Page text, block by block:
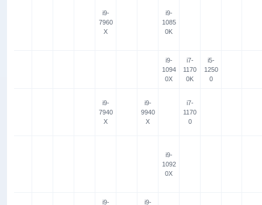
i9-
7960
X
i9-
1085
0K
i9-
1094
0X
i7-
1170
0K
i5-
1250
0
i9-
7940
X
i9-
9940
X
i7-
1170
0
i9-
1092
0X
i9-
i9-